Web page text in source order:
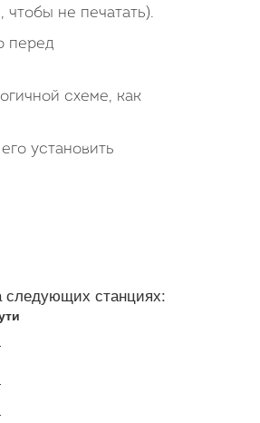
не печатать).
перед
схеме, как
установить
станциях: